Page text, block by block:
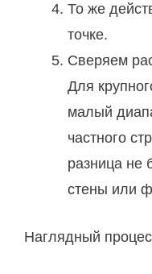
То же
точке.
Сверяем
Для
малый
частного
разница не
стены или
Наглядный